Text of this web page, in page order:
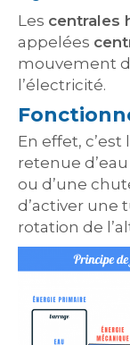
Les centrales
appelées
mouvement
l’électricité.
En effet, c’est
retenue
ou d’une
d’activer une
rotation de